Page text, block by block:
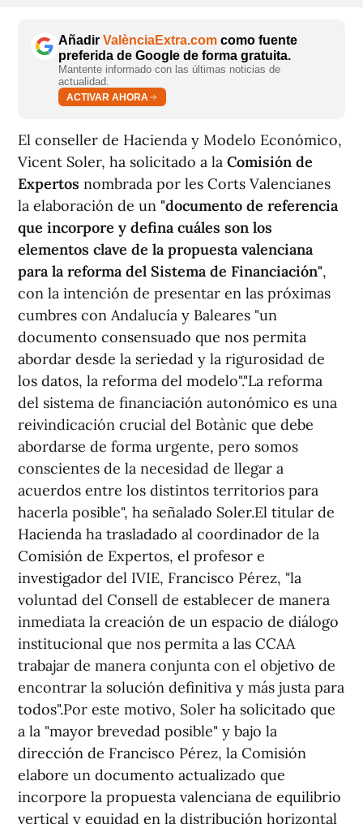
Añadir ValènciaExtra.com como fuente
preferida de Google de forma gratuita.
Mantente informado con las últimas noticias de
actualidad.
ACTIVAR AHORA
El conseller de Hacienda y Modelo Económico,
Vicent Soler, ha solicitado a la Comisión de
Expertos nombrada por les Corts Valencianes
la elaboración de un "documento de referencia
que incorpore y defina cuáles son los
elementos clave de la propuesta valenciana
para la reforma del Sistema de Financiación",
con la intención de presentar en las próximas
cumbres con Andalucía y Baleares "un
documento consensuado que nos permita
abordar desde la seriedad y la rigurosidad de
los datos, la reforma del modelo"."La reforma
del sistema de financiación autonómico es una
reivindicación crucial del Botànic que debe
abordarse de forma urgente, pero somos
conscientes de la necesidad de llegar a
acuerdos entre los distintos territorios para
hacerla posible", ha señalado Soler.El titular de
Hacienda ha trasladado al coordinador de la
Comisión de Expertos, el profesor e
investigador del IVIE, Francisco Pérez, "la
voluntad del Consell de establecer de manera
inmediata la creación de un espacio de diálogo
institucional que nos permita a las CCAA
trabajar de manera conjunta con el objetivo de
encontrar la solución definitiva y más justa para
todos".Por este motivo, Soler ha solicitado que
a la "mayor brevedad posible" y bajo la
dirección de Francisco Pérez, la Comisión
elabore un documento actualizado que
incorpore la propuesta valenciana de equilibrio
vertical y equidad en la distribución horizontal